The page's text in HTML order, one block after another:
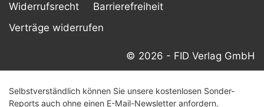
Widerrufsrecht
Barrierefreiheit
Verträge widerrufen
© 2026 - FID Verlag GmbH
Selbstverständlich können Sie unsere kostenlosen Sonder-
Reports auch ohne einen E-Mail-Newsletter anfordern.